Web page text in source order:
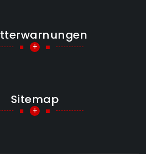
+
Sitemap
+